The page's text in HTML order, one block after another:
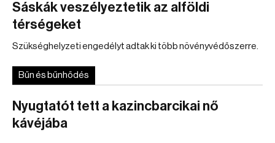
Sáskák veszélyeztetik az alföldi
térségeket
Szükséghelyzeti engedélyt adtak ki több növényvédőszerre.
Bűn és bűnhődés
Nyugtatót tett a kazincbarcikai nő
kávéjába